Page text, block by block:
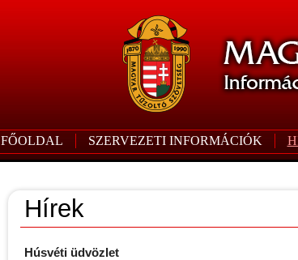
FŐOLDAL SZERVEZETI INFORMÁCIÓK
Hírek
Húsvéti üdvözlet